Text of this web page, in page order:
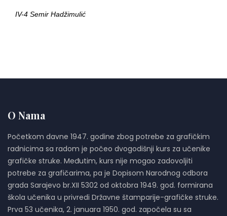
IV-4 Semir Hadžimulić
O Nama
Početkom davne 1947. godine zbog potrebe za grafičkim
radnicima sa radom je počeo dvogodišnji kurs za učenike
grafičke struke. Međutim, kurs nije mogao zadovoljiti
potrebe za grafičarima, pa je Dopisom Narodnog odbora
grada Sarajevo br.XII 5302 od oktobra 1949. god. formirana
škola učenika u privredi Državne štamparije-grafičke struke.
Prva 53 učenika, 2. januara 1950. god. započela su sa